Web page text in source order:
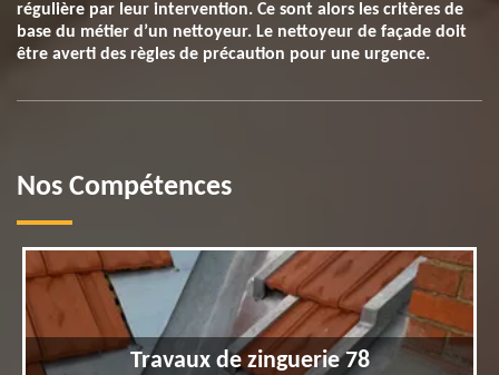
régulière par leur intervention. Ce sont alors les critères de
base du métier d’un nettoyeur. Le nettoyeur de façade doit
être averti des règles de précaution pour une urgence.
Nos Compétences
Travaux de zinguerie 78